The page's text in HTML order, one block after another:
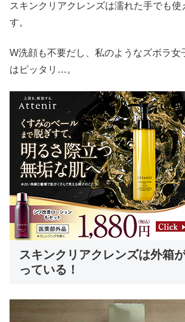
スキンクリアクレンズは濡れた手でも使
す。
W洗顔も不要だし、私のようなズボラ女
はピッタリ…。
スキンクリアクレンズは外箱
っている！